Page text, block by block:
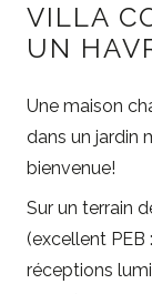
VILLA
UN
Une maison
dans un jardin
bienvenue!
Sur un terrain
(excellent PEB
réceptions